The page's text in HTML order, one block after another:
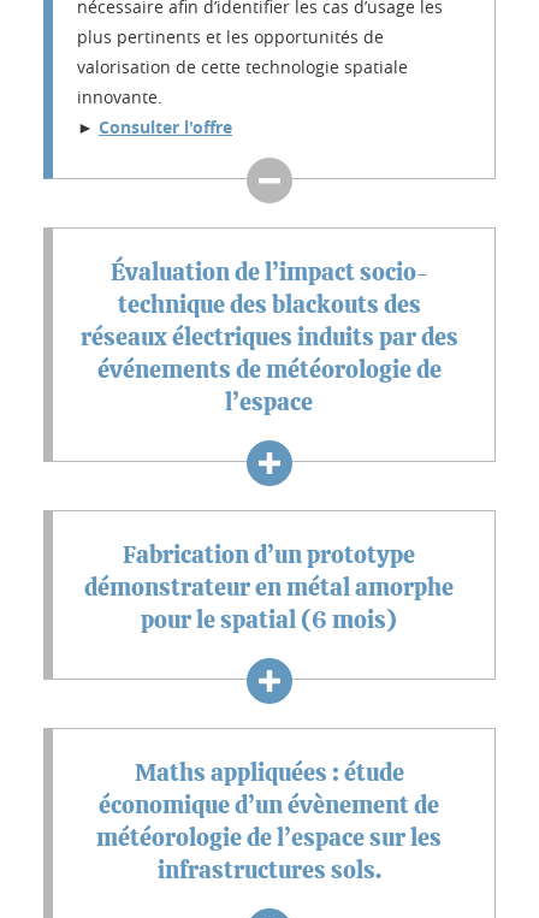
nécessaire afin d’identifier les cas d’usage les
plus pertinents et les opportunités de
valorisation de cette technologie spatiale
innovante.
► Consulter l'offre
Évaluation de l’impact socio-
technique des blackouts des
réseaux électriques induits par des
événements de météorologie de
l’espace
Fabrication d’un prototype
démonstrateur en métal amorphe
pour le spatial (6 mois)
Maths appliquées : étude
économique d’un évènement de
météorologie de l’espace sur les
infrastructures sols.